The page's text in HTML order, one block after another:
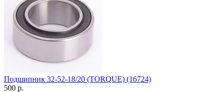
Подшипник 32-52-18/20 (TORQUE) (16724)
500 р.